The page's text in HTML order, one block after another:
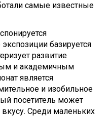
самые известные
базируется
развитие
и академичным
является
и изобильное
посетитель может
Среди маленьких